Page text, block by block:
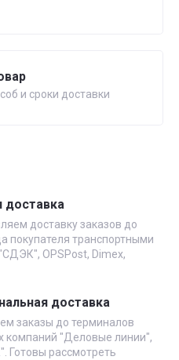
и сроки доставки
доставка
доставку заказов до
покупателя транспортными
OPSPost, Dimex,
доставка
заказы до терминалов
компаний "Деловые линии",
Готовы рассмотреть